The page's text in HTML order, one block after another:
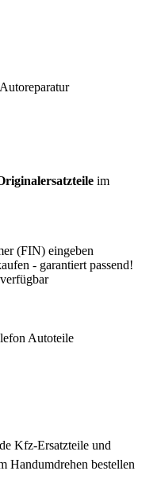
im
(FIN) eingeben
- garantiert passend!
Kfz-Ersatzteile und
Handumdrehen bestellen